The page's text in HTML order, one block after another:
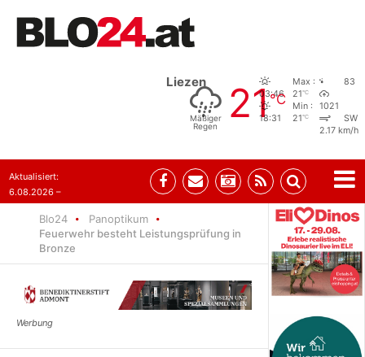
Liezen
Mäßiger
Regen
21°C
03:46
18:31
Max :
21°C
Min :
21°C
83
1021
SW
2.17 km/h
Aktualisiert:
6.08.2026 –
Blo24
Panoptikum
Feuerwehr besteht Leistungsprüfung in
Bronze